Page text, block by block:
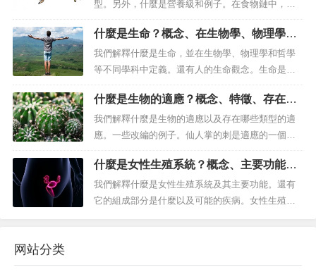
而，在這個王國中，許多不同種類的動物共存，值
得專家進行廣泛的分類。隨著對生命本質的...
型。另外，什麼是營養級和例子。在食物鏈中，每
個環節都依賴其他環節才能生存。什麼是食物鏈？
透過構成生物群落或生態系統的不同物種的生物轉
移有機物（營養物）和能量的機制被稱為營養鏈、
食物鏈 或食物鏈。它的名字來自希臘語 tropos，
「餵養」...
什麼是生命？概念、在生物學、物理學和
哲學等不同學科中定義
我們解釋什麼是生命，並在生物學、物理學和哲學
等不同學科中定義。還有人的生命觀念。生命是出
生、呼吸、發育、繁殖、進化和死亡的能力。什麼
是生命？生命的概念 很難定義，因為根據我們所處
的學科不同，我們會得到不同的反應，甚至可能是
相互對立的。 生命，源於生物學。生命被定義為出
生、呼吸、發...
什麼是生物的適應？概念、特徵、存在哪
些類型
我們解釋什麼是生物的適應以及存在哪些類型的適
應。一些改編的例子。仙人掌的刺是適應的一個明
顯例子。生物的適應力是什麼？在生物學中，我們
所說的適應或生物適應是指生物體發展出在不同環
境中生存的能力，改變其策略甚至身體特徵以保存
生命的過程。因此，生命透過傳遞給後代的（新物
什麼是女性生殖系統？概念、主要功能、
組成部分、可能疾病
我們解釋什麼是女性生殖系統及其主要功能。還有
它的組成部分是什麼以及可能的疾病。女性生殖系
生殖所涉及的各種功能。這涉及從性交準備、卵子
网站分类